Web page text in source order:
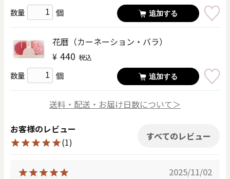
数量 個 追加する
花暦（カーネーション・バラ）
¥ 440 税込
数量 個 追加する
送料・配送・お届け日数について＞
お客様のレビュー
(1)
すべてのレビュー
2025/11/02